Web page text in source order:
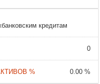
кредитам
0
0.00 %